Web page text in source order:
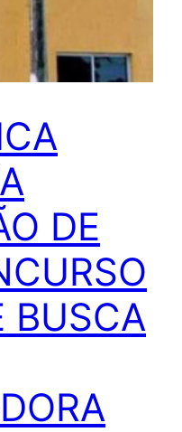
DE
BUSCA